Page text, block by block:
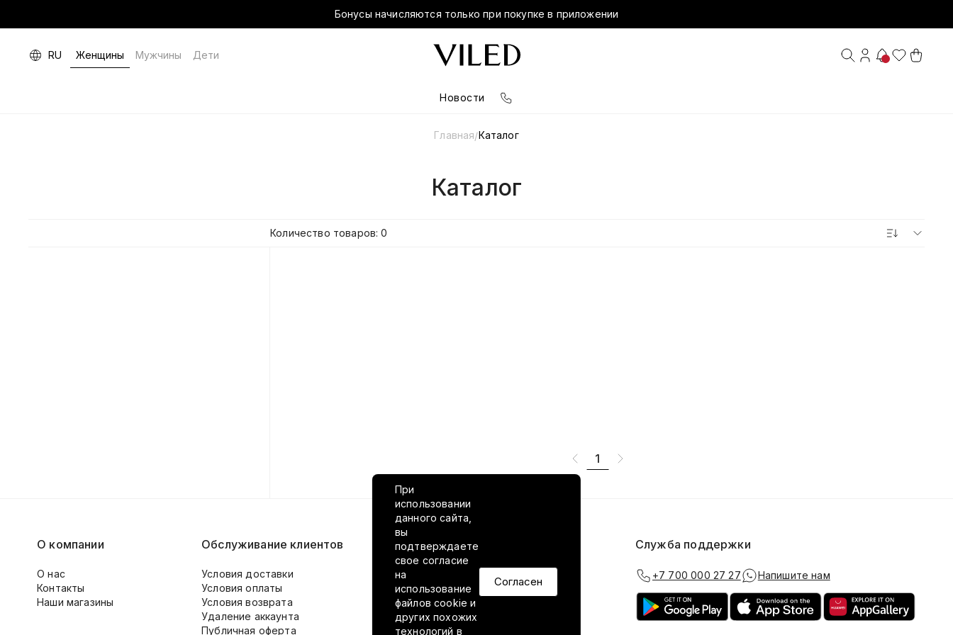
Бонусы начисляются только при покупке в приложении
RU Женщины Мужчины Дети
Новости
Главная/Каталог
Каталог
Количество товаров: 0
1
При
использовании
данного сайта,
вы
подтверждаете
свое согласие
на
использование
файлов cookie и
других похожих
технологий в
Согласен
О компании
О нас
Контакты
Наши магазины
Обслуживание клиентов
Условия доставки
Условия оплаты
Условия возврата
Удаление аккаунта
Публичная оферта
VILED в соцсетях Служба поддержки
+7 700 000 27 27 Напишите нам